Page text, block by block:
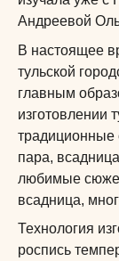
Андреевой
В настоящее
тульской
главным
изготовлении
традиционные
пара,
любимые
всадница,
Технология
роспись